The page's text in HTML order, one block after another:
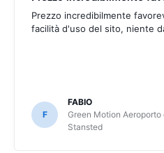
Prezzo incredibilmente
facilità d'uso del sito, niente
F
FABIO
Green Motion Aeroporto
Stansted